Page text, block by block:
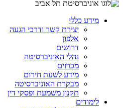
מידע כללי
יצירת קשר ודרכי הגעה
אלפון
דרושים
נהלי האוניברסיטה
מכרזים
מידע לשעת חירום
מבקרת האוניברסיטה
תקנון משמעת ופסקי דין
לימודים